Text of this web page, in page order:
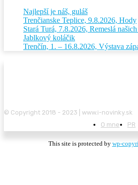
Najlepší je náš, guláš
Trenčianske Teplice, 9.8.2026, Hody
Stará Turá, 7.8.2026, Remeslá
Jablkový koláčik
Trenčín, 1. – 16.8.2026, Výstava
© Copyright 2018 - 2023 | www.i-novinky.sk
O mne
PR
This site is protected by wp-